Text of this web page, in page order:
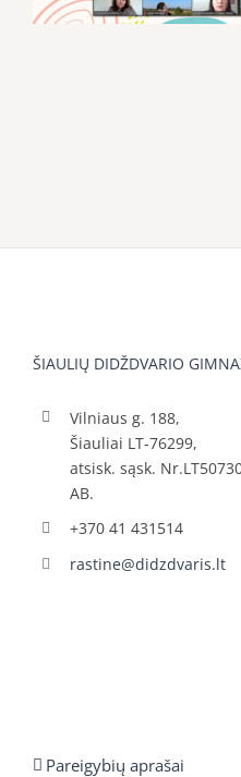
ŠIAULIŲ DIDŽDVARIO
Vilniaus g. 188,
Šiauliai LT-76299,
atsisk. sąsk.
AB.
+370 41 431514
rastine@didzdvaris.lt
Pareigybių aprašai